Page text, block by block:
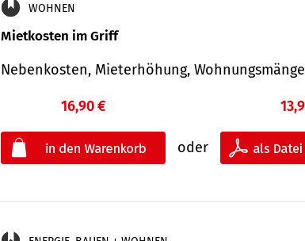
WOHNEN
Mietkosten im Griff
Nebenkosten, Mieterhöhung,
16,90 €
oder